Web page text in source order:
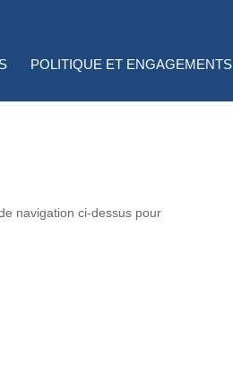
POLITIQUE ET ENGAGEMENTS
navigation ci-dessus pour